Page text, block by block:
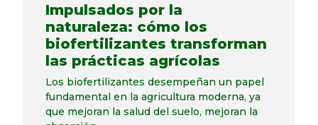
Impulsados ​​por la
naturaleza: cómo los
biofertilizantes transforman
las prácticas agrícolas
Los biofertilizantes desempeñan un papel
fundamental en la agricultura moderna, ya
que mejoran la salud del suelo, mejoran la